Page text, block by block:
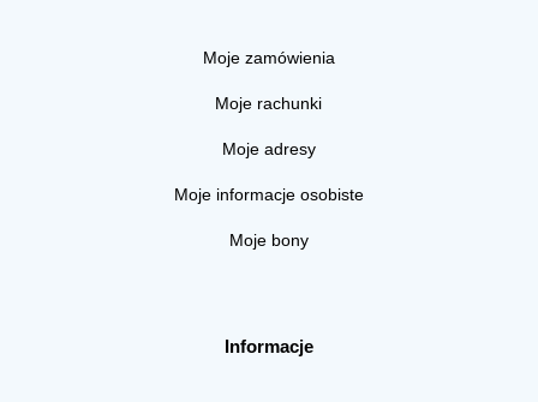
Moje zamówienia
Moje rachunki
Moje adresy
Moje informacje osobiste
Moje bony
Informacje